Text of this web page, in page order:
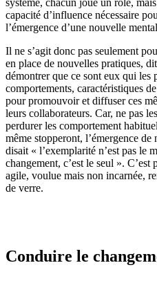
système, chacun joue un rôle,
capacité d’influence nécessaire
l’émergence d’une nouvelle
Il ne s’agit donc pas seulement
en place de nouvelles pratiques,
démontrer que ce sont eux qui les
comportements, caractéristiques
pour promouvoir et diffuser ces
leurs collaborateurs. Car, ne pas
perdurer les comportement
même stopperont, l’émergence
disait « l’exemplarité n’est pas le
changement, c’est le seul ».
agile, voulue mais non incarnée,
de verre.
Conduire le